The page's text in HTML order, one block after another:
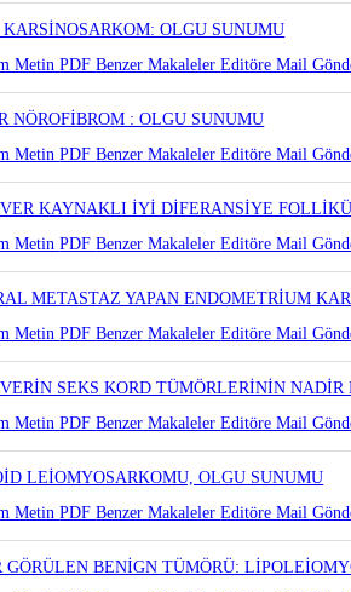
KARSİNOSARKOM: OLGU SUNUMU
MetinPDFBenzer MakalelerEditöre Mail
NÖROFİBROM : OLGU SUNUMU
MetinPDFBenzer MakalelerEditöre Mail
KAYNAKLI İYİ DİFERANSİYE
MetinPDFBenzer MakalelerEditöre Mail
METASTAZ YAPAN ENDOMETRİUM
MetinPDFBenzer MakalelerEditöre Mail
SEKS KORD TÜMÖRLERİNİN
MetinPDFBenzer MakalelerEditöre Mail
LEİOMYOSARKOMU, OLGU SUNUMU
MetinPDFBenzer MakalelerEditöre Mail
GÖRÜLEN BENİGN TÜMÖRÜ: